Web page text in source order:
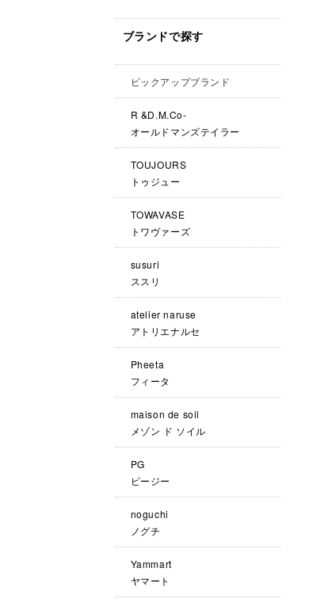
ブランドで探す
ピックアップブランド
R &D.M.Co-
オールドマンズテイラー
TOUJOURS
トゥジュー
TOWAVASE
トワヴァーズ
susuri
ススリ
atelier naruse
アトリエナルセ
Pheeta
フィータ
maison de soil
メゾン ド ソイル
PG
ピージー
noguchi
ノグチ
Yammart
ヤマート